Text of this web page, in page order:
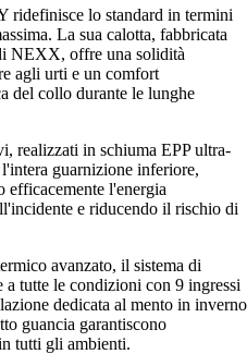
lo standard in termini
La sua calotta, fabbricata
NEXX, offre una solidità
agli urti e un comfort
del collo durante le lunghe
realizzati in schiuma EPP ultra-
guarnizione inferiore,
efficacemente l'energia
e riducendo il rischio di
avanzato, il sistema di
tutte le condizioni con 9 ingressi
dedicata al mento in inverno
guancia garantiscono
tutti gli ambienti.